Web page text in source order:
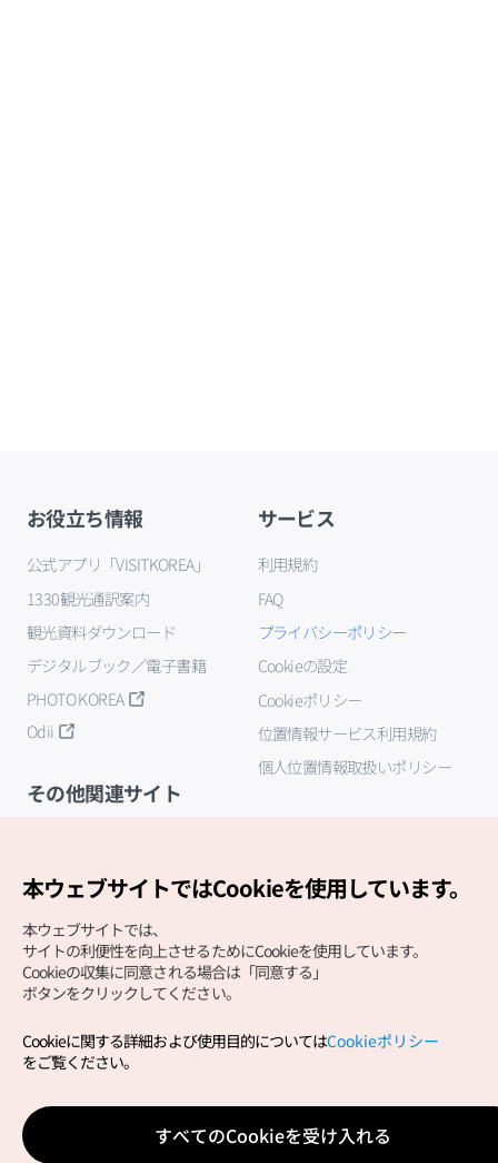
お役立ち情報
公式アプリ「VISITKOREA」
1330観光通訳案内
観光資料ダウンロード
デジタルブック／電子書籍
PHOTO KOREA
Odii
サービス
利用規約
FAQ
プライバシーポリシー
Cookieの設定
Cookieポリシー
位置情報サービス利用規約
個人位置情報取扱いポリシー
その他関連サイト
Copyright (c) Korea Tourism Organization All Rights
サイトエラー報告公式メール
japanese@knto.or.kr
本ウェブサイトではCookieを使用しています。
本ウェブサイトでは、
サイトの利便性を向上させるためにCookieを使用しています。
Cookieの収集に同意される場合は「同意する」
ボタンをクリックしてください。
Cookieに関する詳細および使用目的についてはCookieポリシー
をご覧ください。
すべてのCookieを受け入れる